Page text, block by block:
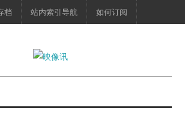
档 站内索引导航 如何订阅